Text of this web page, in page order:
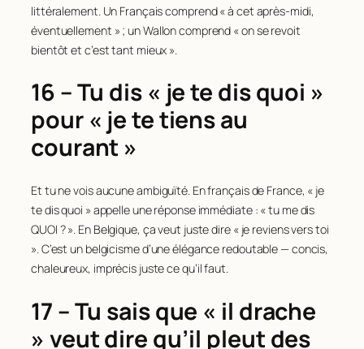
littéralement. Un Français comprend « à cet après-midi,
éventuellement » ; un Wallon comprend « on se revoit
bientôt et c’est tant mieux ».
16 – Tu dis « je te dis quoi »
pour « je te tiens au
courant »
Et tu ne vois aucune ambiguïté. En français de France, « je
te dis quoi » appelle une réponse immédiate : « tu me dis
QUOI ? ». En Belgique, ça veut juste dire « je reviens vers toi
». C’est un belgicisme d’une élégance redoutable — concis,
chaleureux, imprécis juste ce qu’il faut.
17 – Tu sais que « il drache
» veut dire qu’il pleut des